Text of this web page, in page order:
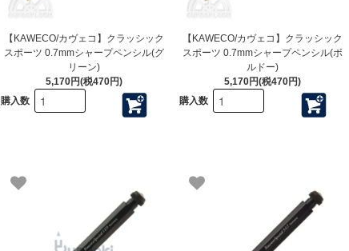
【KAWECO/カヴェコ】クラッシック
スポーツ 0.7mmシャープペンシル(グ
リーン)
5,170円(税470円)
購入数
【KAWECO/カヴェコ】クラッシック
スポーツ 0.7mmシャープペンシル(ボ
ルドー)
5,170円(税470円)
購入数